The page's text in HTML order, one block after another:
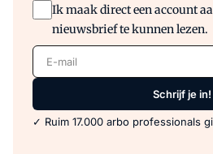
Ik maak direct een account
nieuwsbrief te kunnen lezen.
E-mail
Schrijf je in!
✓ Ruim 17.000 arbo professionals